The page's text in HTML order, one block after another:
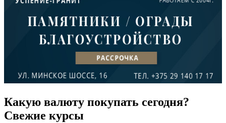
Какую валюту покупать сегодня?
Свежие курсы